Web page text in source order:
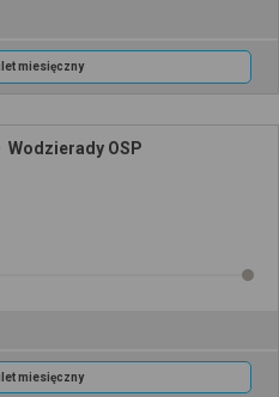
miesięczny
Wodzierady OSP
miesięczny